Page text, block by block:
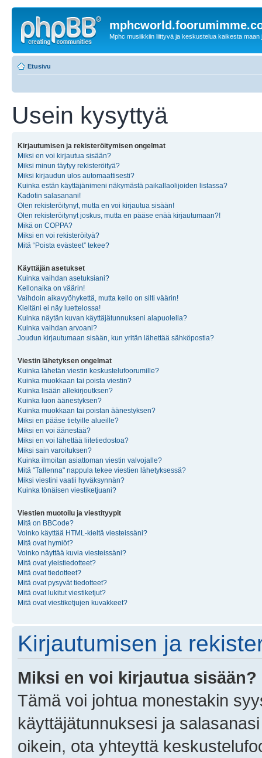
Mphc musiikkiin liittyvä ja keskustelua kaikesta maan
Etusivu
Usein kysyttyä
Kirjautumisen ja rekisteröitymisen ongelmat
Miksi en voi kirjautua sisään?
Miksi minun täytyy rekisteröityä?
Miksi kirjaudun ulos automaattisesti?
Kuinka estän käyttäjänimeni näkymästä paikallaolijoiden listassa?
Kadotin salasanani!
Olen rekisteröitynyt, mutta en voi kirjautua sisään!
Olen rekisteröitynyt joskus, mutta en pääse enää kirjautumaan?!
Mikä on COPPA?
Miksi en voi rekisteröityä?
Mitä “Poista evästeet” tekee?
Käyttäjän asetukset
Kuinka vaihdan asetuksiani?
Kellonaika on väärin!
Vaihdoin aikavyöhykettä, mutta kello on silti väärin!
Kieltäni ei näy luettelossa!
Kuinka näytän kuvan käyttäjätunnukseni alapuolella?
Kuinka vaihdan arvoani?
Joudun kirjautumaan sisään, kun yritän lähettää sähköpostia?
Viestin lähetyksen ongelmat
Kuinka lähetän viestin keskustelufoorumille?
Kuinka muokkaan tai poista viestin?
Kuinka lisään allekirjoutksen?
Kuinka luon äänestyksen?
Kuinka muokkaan tai poistan äänestyksen?
Miksi en pääse tietyille alueille?
Miksi en voi äänestää?
Miksi en voi lähettää liitetiedostoa?
Miksi sain varoituksen?
Kuinka ilmoitan asiattoman viestin valvojalle?
Mitä "Tallenna" nappula tekee viestien lähetyksessä?
Miksi viestini vaatii hyväksynnän?
Kuinka tönäisen viestiketjuani?
Viestien muotoilu ja viestityypit
Mitä on BBCode?
Voinko käyttää HTML-kieltä viesteissäni?
Mitä ovat hymiöt?
Voinko näyttää kuvia viesteissäni?
Mitä ovat yleistiedotteet?
Mitä ovat tiedotteet?
Mitä ovat pysyvät tiedotteet?
Mitä ovat lukitut viestiketjut?
Mitä ovat viestiketjujen kuvakkeet?
Kirjautumisen ja
Miksi en voi kirjautua sisään?
Tämä voi johtua monestakin
käyttäjätunnuksesi ja
oikein, ota yhteyttä